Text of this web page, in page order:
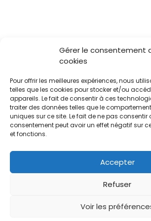
Gérer le consentement
cookies
Pour offrir les meilleures expériences, nous
telles que les cookies pour stocker et/ou
appareils. Le fait de consentir à ces
traiter des données telles que le
uniques sur ce site. Le fait de ne pas consentir
consentement peut avoir un effet négatif sur
et fonctions.
Accepter
Refuser
Voir les